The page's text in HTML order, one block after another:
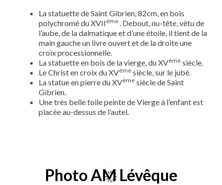
La statuette de Saint Gibrien, 82cm, en bois
polychromé du XVIIème . Debout, nu-tête, vêtu de
l’aube, de la dalmatique et d’une étoile, il tient de la
main gauche un livre ouvert et de la droite une
croix processionnelle.
La statuette en bois de la vierge, du XVème siècle.
Le Christ en croix du XVème siècle, sur le jubé.
La statue en pierre du XVème siècle de Saint
Gibrien.
Une très belle toile peinte de Vierge à l’enfant est
placée au-dessus de l’autel.
Photo AM Lévêque